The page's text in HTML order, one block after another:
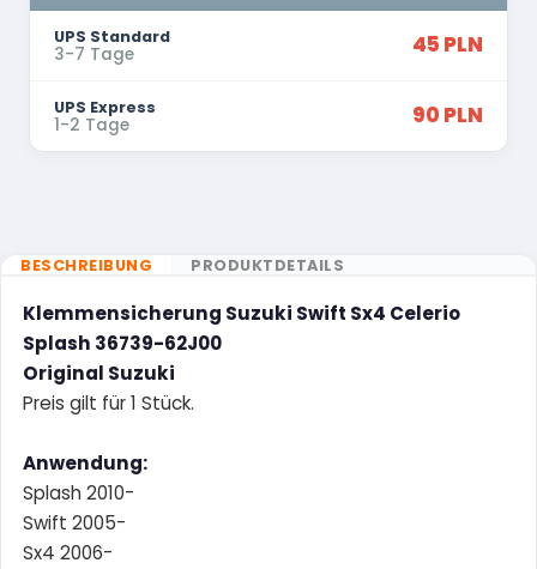
UPS Standard
3-7 Tage 45 PLN
UPS Express
1-2 Tage 90 PLN
BESCHREIBUNG PRODUKTDETAILS
Klemmensicherung Suzuki Swift Sx4 Celerio
Splash 36739-62J00
Original Suzuki
Preis gilt für 1 Stück.
Anwendung:
Splash 2010-
Swift 2005-
Sx4 2006-